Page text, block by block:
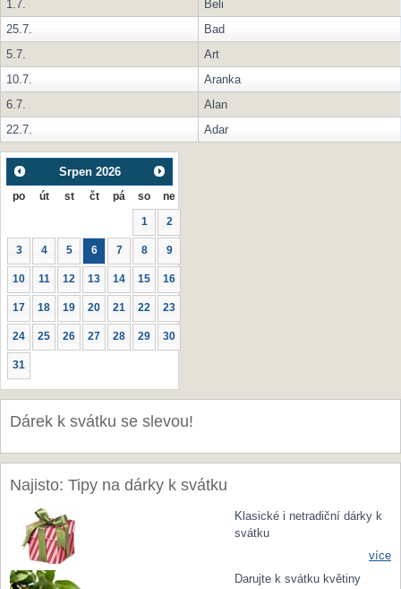
1.7.
Beli
25.7.
Bad
5.7.
Art
10.7.
Aranka
6.7.
Alan
22.7.
Adar
Srpen 2026
po út st čt pá so ne
1 2
3 4 5 6 7 8 9
10 11 12 13 14 15 16
17 18 19 20 21 22 23
24 25 26 27 28 29 30
31
Dárek k svátku se slevou!
Najisto: Tipy na dárky k svátku
Klasické i netradiční dárky k
svátku
více
Darujte k svátku květiny